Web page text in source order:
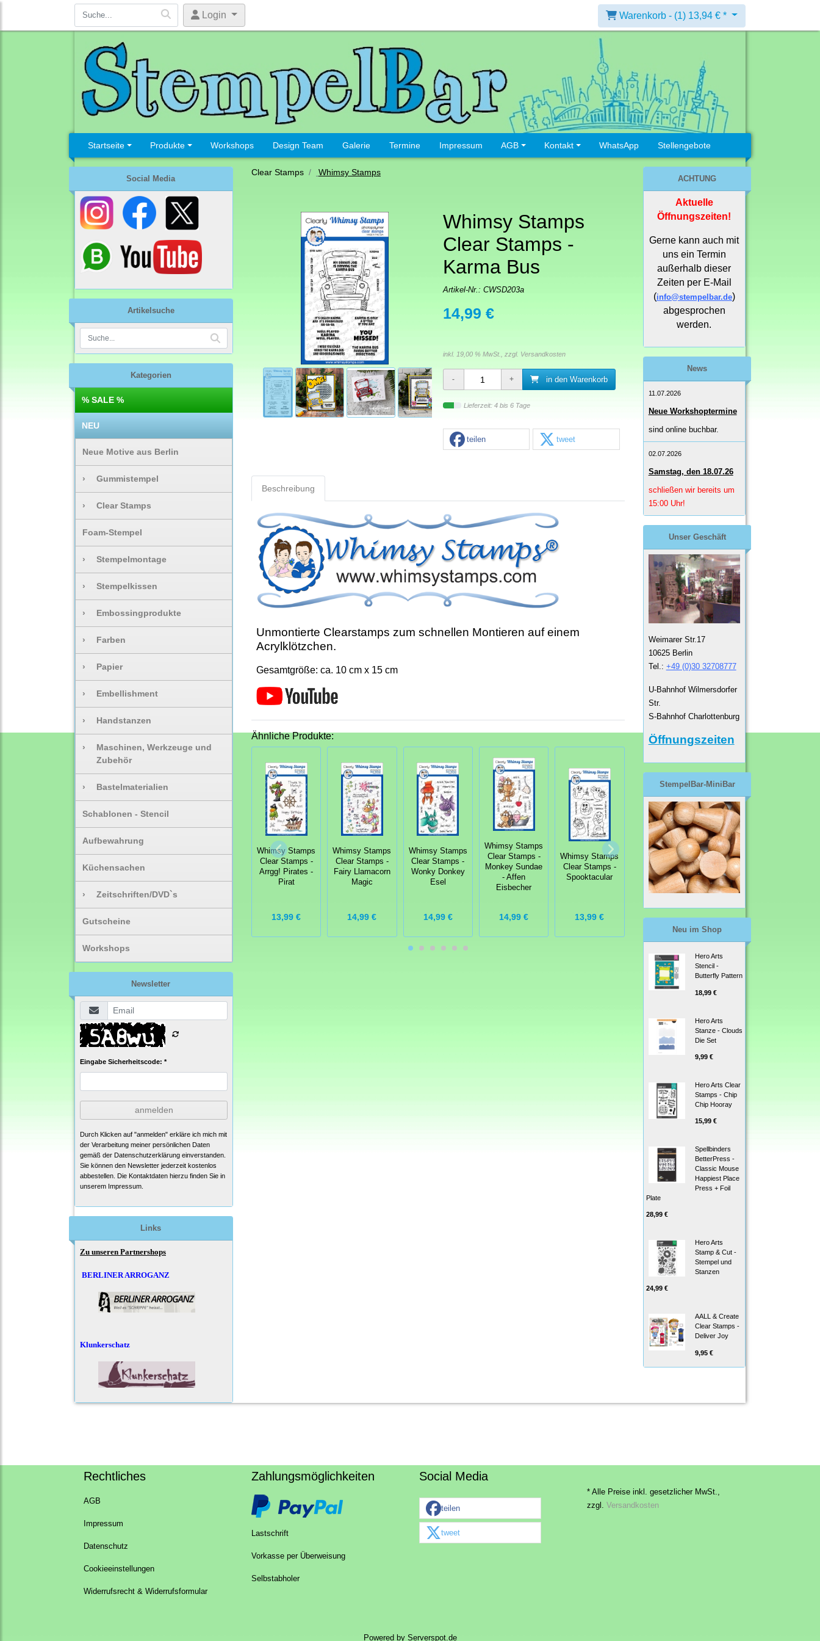
Login Warenkorb - (1) 13,94 € *
Startseite Produkte Workshops Design Team Galerie Termine Impressum AGB Kontakt WhatsApp Stellengebote
Social Media
Artikelsuche
Kategorien
% SALE %
NEU
Neue Motive aus Berlin
› Gummistempel
› Clear Stamps
Foam-Stempel
› Stempelmontage
› Stempelkissen
› Embossingprodukte
› Farben
› Papier
› Embellishment
› Handstanzen
›
Maschinen, Werkzeuge und
Zubehör
› Bastelmaterialien
Schablonen - Stencil
Aufbewahrung
Küchensachen
› Zeitschriften/DVD`s
Gutscheine
Workshops
Newsletter
Eingabe Sicherheitscode: *
anmelden
Durch Klicken auf "anmelden" erkläre ich mich mit
der Verarbeitung meiner persönlichen Daten
gemäß der Datenschutzerklärung einverstanden.
Sie können den Newsletter jederzeit kostenlos
abbestellen. Die Kontaktdaten hierzu finden Sie in
unserem Impressum.
Links
Zu unseren Partnershops
BERLINER ARROGANZ
Klunkerschatz
Clear Stamps Whimsy Stamps
Whimsy Stamps
Clear Stamps -
Karma Bus
Artikel-Nr.: CWSD203a
14,99 €
inkl. 19,00 % MwSt., zzgl. Versandkosten
in den Warenkorb
Lieferzeit: 4 bis 6 Tage
teilen tweet
Beschreibung
Unmontierte Clearstamps zum schnellen Montieren auf einem
Acrylklötzchen.
Gesamtgröße: ca. 10 cm x 15 cm
Ähnliche Produkte:
Whimsy Stamps
Clear Stamps -
Arrgg! Pirates -
Pirat
13,99 €
Whimsy Stamps
Clear Stamps -
Fairy Llamacorn
Magic
14,99 €
Whimsy Stamps
Clear Stamps -
Wonky Donkey
Esel
14,99 €
Whimsy Stamps
Clear Stamps -
Monkey Sundae
- Affen
Eisbecher
14,99 €
Whimsy Stamps
Clear Stamps -
Spooktacular
13,99 €
Whimsy Stamps
Clear Stamps -
Best Fishes -
Party Fische
14,99 €
Whimsy Stamps
Clear Stamps -
Bunny Babies -
Hasenbabys
13,99 €
ACHTUNG
Aktuelle
Öffnungszeiten!
Gerne kann auch mit
uns ein Termin
außerhalb dieser
Zeiten per E-Mail
(info@stempelbar.de)
abgesprochen
werden.
News
11.07.2026
Neue Workshoptermine
sind online buchbar.
02.07.2026
Samstag, den 18.07.26
schließen wir bereits um
15:00 Uhr!
Unser Geschäft
Weimarer Str.17
10625 Berlin
Tel.: +49 (0)30 32708777
U-Bahnhof Wilmersdorfer
Str.
S-Bahnhof Charlottenburg
Öffnungszeiten
StempelBar-MiniBar
Neu im Shop
Hero Arts
Stencil -
Butterfly Pattern
18,99 €
Hero Arts
Stanze - Clouds
Die Set
9,99 €
Hero Arts Clear
Stamps - Chip
Chip Hooray
15,99 €
Spellbinders
BetterPress -
Classic Mouse
Happiest Place
Press + Foil
Plate
28,99 €
Hero Arts
Stamp & Cut -
Stempel und
Stanzen
24,99 €
AALL & Create
Clear Stamps -
Deliver Joy
9,95 €
Rechtliches
AGB
Impressum
Datenschutz
Cookieeinstellungen
Widerrufsrecht & Widerrufsformular
Zahlungsmöglichkeiten
Lastschrift
Vorkasse per Überweisung
Selbstabholer
Social Media
teilen
tweet
* Alle Preise inkl. gesetzlicher MwSt.,
zzgl. Versandkosten
Powered by Serverspot.de